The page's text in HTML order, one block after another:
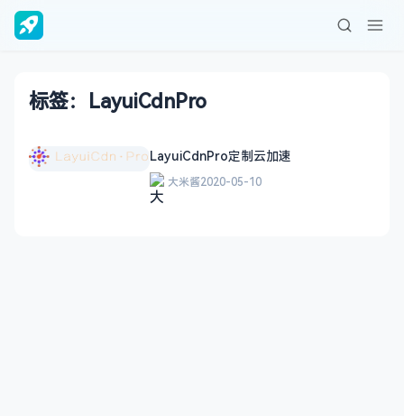
标签：LayuiCdnPro
LayuiCdnPro定制云加速
大米酱2020-05-10